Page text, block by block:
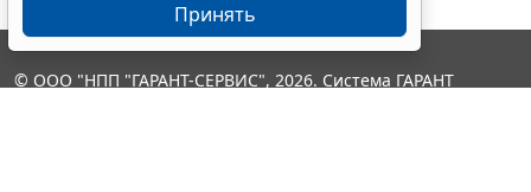
Принять
© ООО "НПП "ГАРАНТ-СЕРВИС", 2026. Система ГАРАНТ